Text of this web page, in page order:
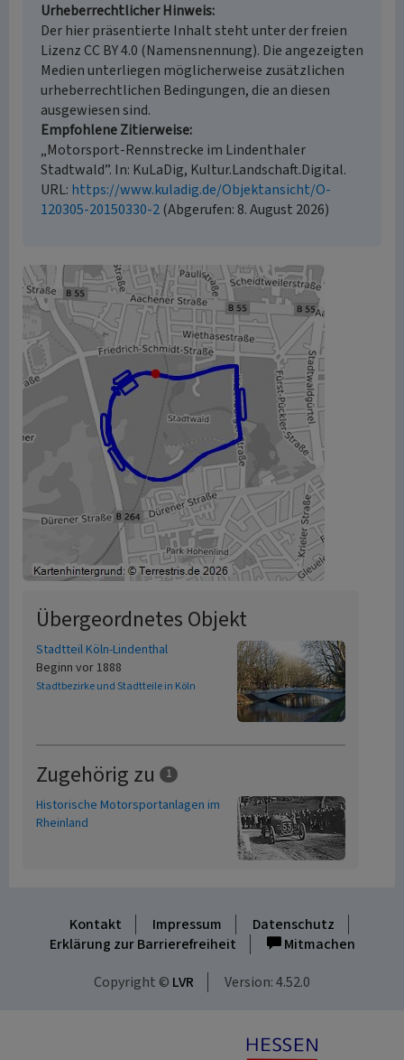
Urheberrechtlicher Hinweis
Der hier präsentierte Inhalt steht unter der freien
Lizenz CC BY 4.0 (Namensnennung). Die angezeigten
Medien unterliegen möglicherweise zusätzlichen
urheberrechtlichen Bedingungen, die an diesen
ausgewiesen sind.
Empfohlene Zitierweise
„Motorsport-Rennstrecke im Lindenthaler
Stadtwald”. In: KuLaDig, Kultur.Landschaft.Digital.
URL: https://www.kuladig.de/Objektansicht/O-
120305-20150330-2(Abgerufen: 8. August 2026)
Übergeordnetes Objekt
Stadtteil Köln-Lindenthal
Beginn vor 1888
Stadtbezirke und Stadtteile in Köln
Zugehörig zu 1
Historische Motorsportanlagen im
Rheinland
Kontakt Impressum
Datenschutz
Erklärung zur Barrierefreiheit
Mitmachen
Copyright © LVR Version: 4.52.0